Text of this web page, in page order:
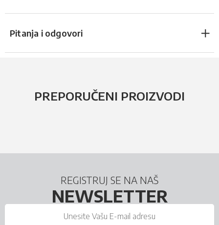
Pitanja i odgovori
PREPORUČENI PROIZVODI
REGISTRUJ SE NA NAŠ
NEWSLETTER